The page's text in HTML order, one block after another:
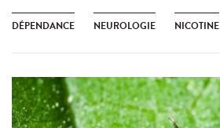
DÉPENDANCE NEUROLOGIE NICOTINE